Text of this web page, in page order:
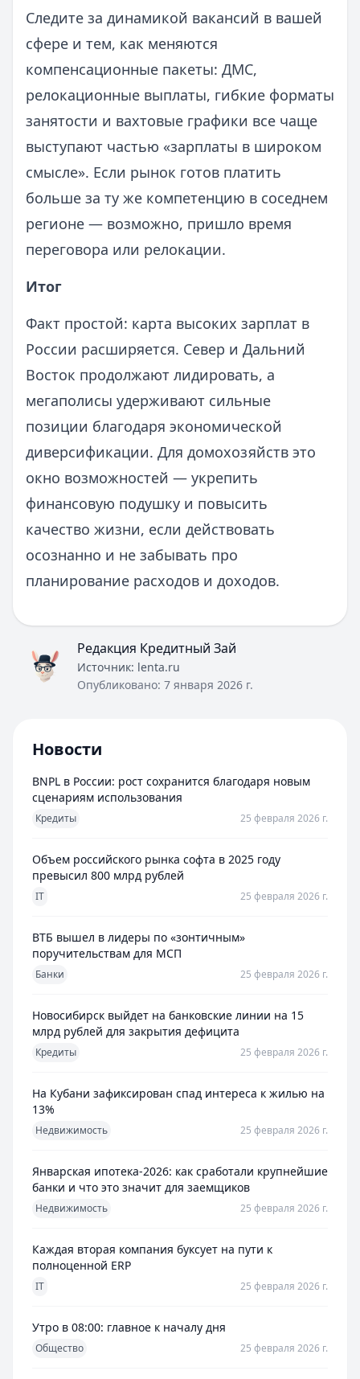
Следите за динамикой вакансий в вашей
сфере и тем, как меняются
компенсационные пакеты: ДМС,
релокационные выплаты, гибкие форматы
занятости и вахтовые графики все чаще
выступают частью «зарплаты в широком
смысле». Если рынок готов платить
больше за ту же компетенцию в соседнем
регионе — возможно, пришло время
переговора или релокации.
Итог
Факт простой: карта высоких зарплат в
России расширяется. Север и Дальний
Восток продолжают лидировать, а
мегаполисы удерживают сильные
позиции благодаря экономической
диверсификации. Для домохозяйств это
окно возможностей — укрепить
финансовую подушку и повысить
качество жизни, если действовать
осознанно и не забывать про
планирование расходов и доходов.
Редакция Кредитный Зай
Источник: lenta.ru
Опубликовано: 7 января 2026 г.
Новости
BNPL в России: рост сохранится благодаря новым
сценариям использования
Кредиты 25 февраля 2026 г.
Объем российского рынка софта в 2025 году
превысил 800 млрд рублей
IT 25 февраля 2026 г.
ВТБ вышел в лидеры по «зонтичным»
поручительствам для МСП
Банки 25 февраля 2026 г.
Новосибирск выйдет на банковские линии на 15
млрд рублей для закрытия дефицита
Кредиты 25 февраля 2026 г.
На Кубани зафиксирован спад интереса к жилью на
13%
Недвижимость 25 февраля 2026 г.
Январская ипотека-2026: как сработали крупнейшие
банки и что это значит для заемщиков
Недвижимость 25 февраля 2026 г.
Каждая вторая компания буксует на пути к
полноценной ERP
IT 25 февраля 2026 г.
Утро в 08:00: главное к началу дня
Общество 25 февраля 2026 г.